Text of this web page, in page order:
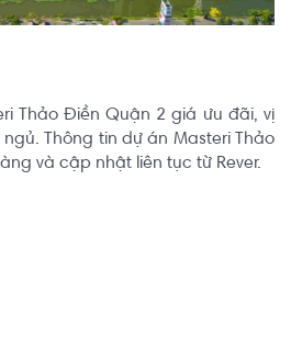
Thảo Điền Quận 2 giá ưu đãi, vị
Thông tin dự án Masteri Thảo
và cập nhật liên tục từ Rever.